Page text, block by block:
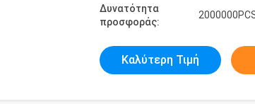
Δυνατότητα
προσφοράς:
Καλύτερη Τιμή